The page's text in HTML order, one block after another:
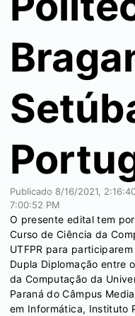
Publicado 8/16/2021,
7:00:52 PM
O presente edital tem
Curso de Ciência da
UTFPR para
Dupla Diplomação entre
da Computação da
Paraná do Câmpus
em Informática, Instituto